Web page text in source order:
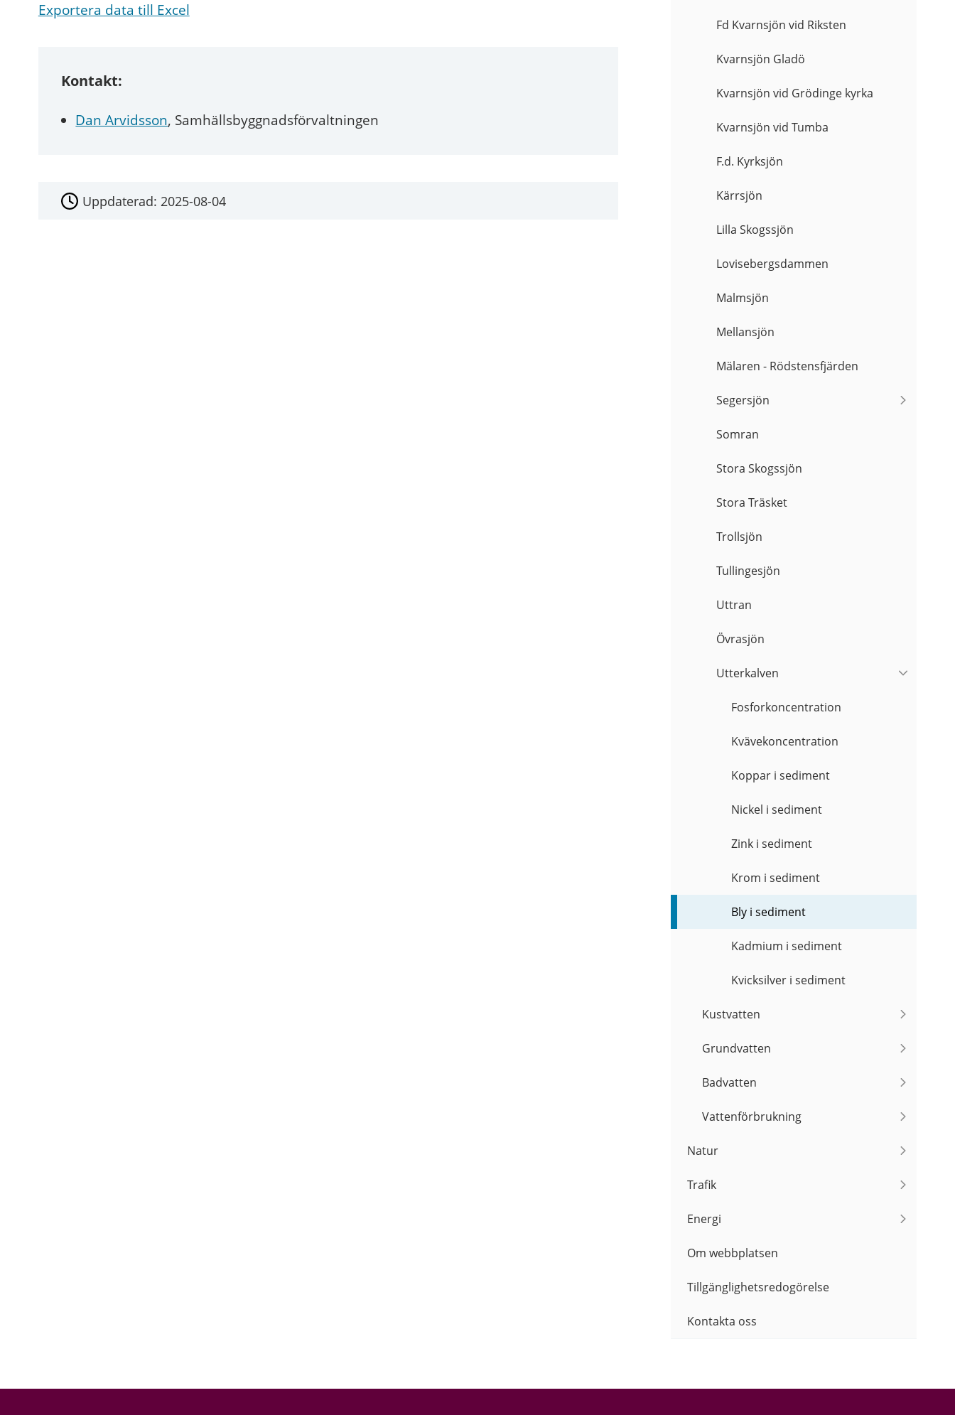
Exportera data till Excel
Kontakt:
Dan Arvidsson, Samhällsbyggnadsförvaltningen
Uppdaterad: 2025-08-04
Fd Kvarnsjön vid Riksten
Kvarnsjön Gladö
Kvarnsjön vid Grödinge kyrka
Kvarnsjön vid Tumba
F.d. Kyrksjön
Kärrsjön
Lilla Skogssjön
Lovisebergsdammen
Malmsjön
Mellansjön
Mälaren - Rödstensfjärden
Segersjön
Somran
Stora Skogssjön
Stora Träsket
Trollsjön
Tullingesjön
Uttran
Övrasjön
Utterkalven
Fosforkoncentration
Kvävekoncentration
Koppar i sediment
Nickel i sediment
Zink i sediment
Krom i sediment
Bly i sediment
Kadmium i sediment
Kvicksilver i sediment
Kustvatten
Grundvatten
Badvatten
Vattenförbrukning
Natur
Trafik
Energi
Om webbplatsen
Tillgänglighetsredogörelse
Kontakta oss